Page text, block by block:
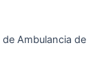
Ambulancia de